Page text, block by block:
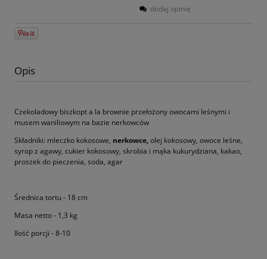
dodaj opinię
Opis
Czekoladowy biszkopt a la brownie przełożony owocami leśnymi i
musem waniliowym na bazie nerkowców
Składniki: mleczko kokosowe, nerkowce,olej kokosowy, owoce leśne,
syrop z agawy, cukier kokosowy, skrobia i mąka kukurydziana, kakao,
proszek do pieczenia, soda, agar
Średnica tortu - 18 cm
Masa netto - 1,3 kg
Ilość porcji - 8-10